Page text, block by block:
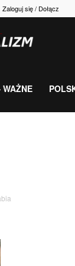
Zaloguj się / Dołącz
WAŻNE